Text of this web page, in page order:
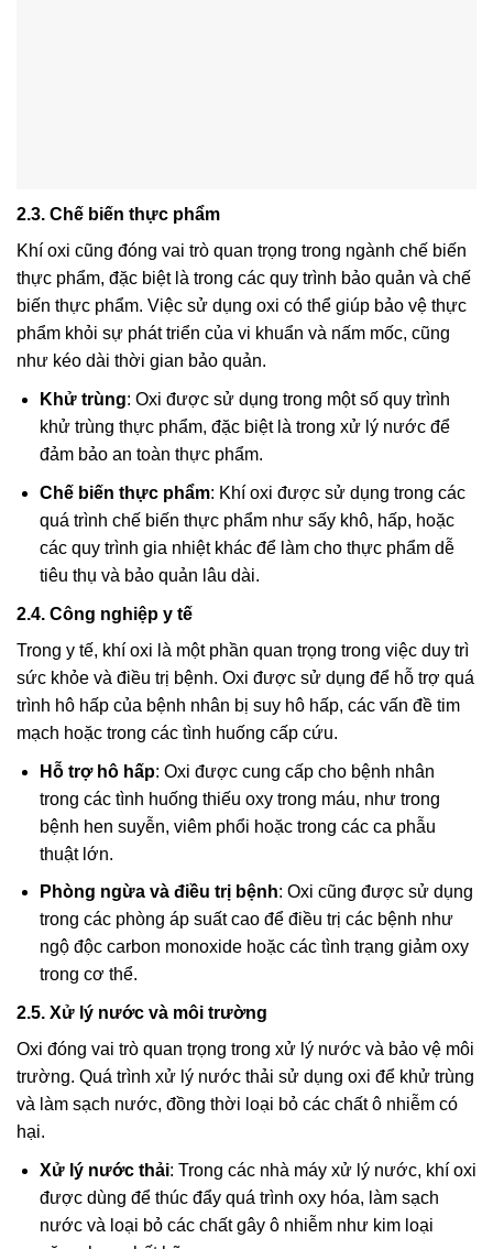
2.3. Chế biến thực phẩm
Khí oxi cũng đóng vai trò quan trọng trong ngành chế biến
thực phẩm, đặc biệt là trong các quy trình bảo quản và chế
biến thực phẩm. Việc sử dụng oxi có thể giúp bảo vệ thực
phẩm khỏi sự phát triển của vi khuẩn và nấm mốc, cũng
như kéo dài thời gian bảo quản.
Khử trùng: Oxi được sử dụng trong một số quy trình
khử trùng thực phẩm, đặc biệt là trong xử lý nước để
đảm bảo an toàn thực phẩm.
Chế biến thực phẩm: Khí oxi được sử dụng trong các
quá trình chế biến thực phẩm như sấy khô, hấp, hoặc
các quy trình gia nhiệt khác để làm cho thực phẩm dễ
tiêu thụ và bảo quản lâu dài.
2.4. Công nghiệp y tế
Trong y tế, khí oxi là một phần quan trọng trong việc duy trì
sức khỏe và điều trị bệnh. Oxi được sử dụng để hỗ trợ quá
trình hô hấp của bệnh nhân bị suy hô hấp, các vấn đề tim
mạch hoặc trong các tình huống cấp cứu.
Hỗ trợ hô hấp: Oxi được cung cấp cho bệnh nhân
trong các tình huống thiếu oxy trong máu, như trong
bệnh hen suyễn, viêm phổi hoặc trong các ca phẫu
thuật lớn.
Phòng ngừa và điều trị bệnh: Oxi cũng được sử dụng
trong các phòng áp suất cao để điều trị các bệnh như
ngộ độc carbon monoxide hoặc các tình trạng giảm oxy
trong cơ thể.
2.5. Xử lý nước và môi trường
Oxi đóng vai trò quan trọng trong xử lý nước và bảo vệ môi
trường. Quá trình xử lý nước thải sử dụng oxi để khử trùng
và làm sạch nước, đồng thời loại bỏ các chất ô nhiễm có
hại.
Xử lý nước thải: Trong các nhà máy xử lý nước, khí oxi
được dùng để thúc đẩy quá trình oxy hóa, làm sạch
nước và loại bỏ các chất gây ô nhiễm như kim loại